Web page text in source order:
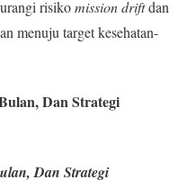
risikomission driftdan
menuju target kesehatan-
Dan Strategi
Dan Strategi